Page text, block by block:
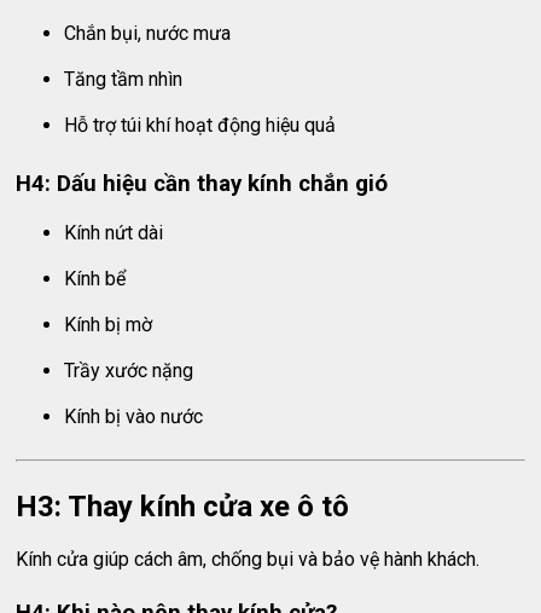
Chắn bụi, nước mưa
Tăng tầm nhìn
Hỗ trợ túi khí hoạt động hiệu quả
H4: Dấu hiệu cần thay kính chắn gió
Kính nứt dài
Kính bể
Kính bị mờ
Trầy xước nặng
Kính bị vào nước
H3: Thay kính cửa xe ô tô
Kính cửa giúp cách âm, chống bụi và bảo vệ hành khách.